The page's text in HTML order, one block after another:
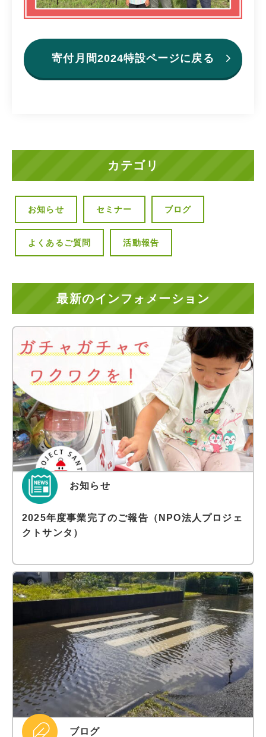
寄付月間2024特設ページに戻る
カテゴリ
お知らせ セミナー ブログ
よくあるご質問 活動報告
最新のインフォメーション
お知らせ
2025年度事業完了のご報告（NPO法人プロジェ
クトサンタ）
ブログ